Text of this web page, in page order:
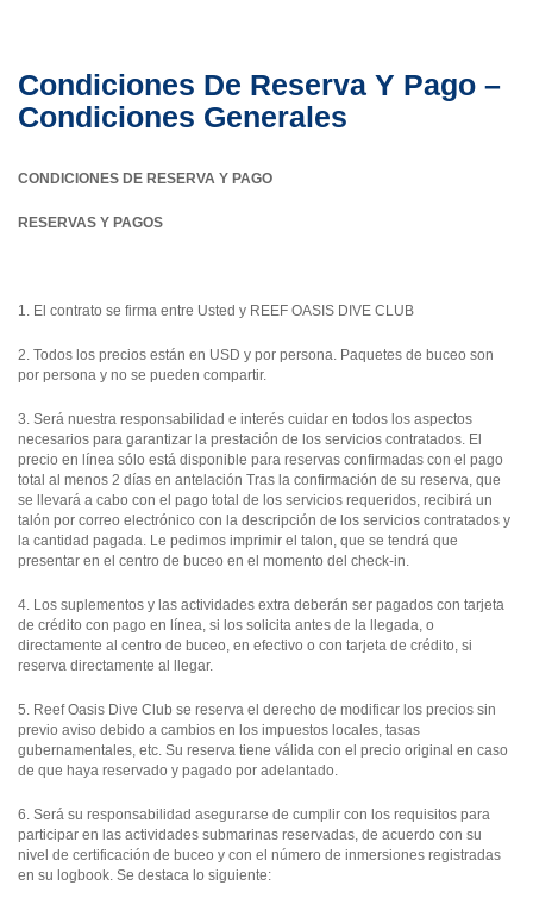
Condiciones De Reserva Y Pago –
Condiciones Generales
CONDICIONES DE RESERVA Y PAGO
RESERVAS Y PAGOS
1. El contrato se firma entre Usted y REEF OASIS DIVE CLUB
2. Todos los precios están en USD y por persona. Paquetes de buceo son
por persona y no se pueden compartir.
3. Será nuestra responsabilidad e interés cuidar en todos los aspectos
necesarios para garantizar la prestación de los servicios contratados. El
precio en línea sólo está disponible para reservas confirmadas con el pago
total al menos 2 días en antelación Tras la confirmación de su reserva, que
se llevará a cabo con el pago total de los servicios requeridos, recibirá un
talón por correo electrónico con la descripción de los servicios contratados y
la cantidad pagada. Le pedimos imprimir el talon, que se tendrá que
presentar en el centro de buceo en el momento del check-in.
4. Los suplementos y las actividades extra deberán ser pagados con tarjeta
de crédito con pago en línea, si los solicita antes de la llegada, o
directamente al centro de buceo, en efectivo o con tarjeta de crédito, si
reserva directamente al llegar.
5. Reef Oasis Dive Club se reserva el derecho de modificar los precios sin
previo aviso debido a cambios en los impuestos locales, tasas
gubernamentales, etc. Su reserva tiene válida con el precio original en caso
de que haya reservado y pagado por adelantado.
6. Será su responsabilidad asegurarse de cumplir con los requisitos para
participar en las actividades submarinas reservadas, de acuerdo con su
nivel de certificación de buceo y con el número de inmersiones registradas
en su logbook. Se destaca lo siguiente: